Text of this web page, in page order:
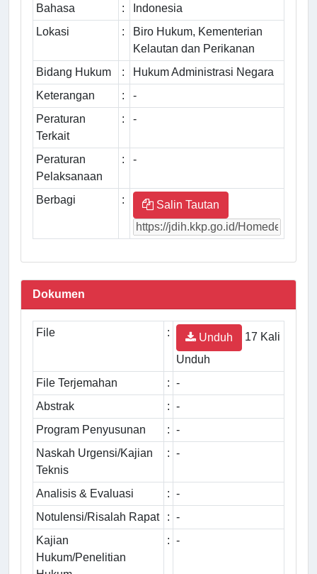
Bahasa :
Indonesia
Lokasi
:
Biro Hukum, Kementerian
Kelautan dan Perikanan
Bidang Hukum
:
Hukum Administrasi Negara
Keterangan
:
-
Peraturan
Terkait
: -
Peraturan
Pelaksanaan
: -
Berbagi : Salin Tautan
Dokumen
File : Unduh
17 Kali
Unduh
File Terjemahan
: -
Abstrak
: -
Program Penyusunan
: -
Naskah Urgensi/Kajian
Teknis
: -
Analisis & Evaluasi : -
Notulensi/Risalah Rapat
: -
Kajian
Hukum/Penelitian
: -